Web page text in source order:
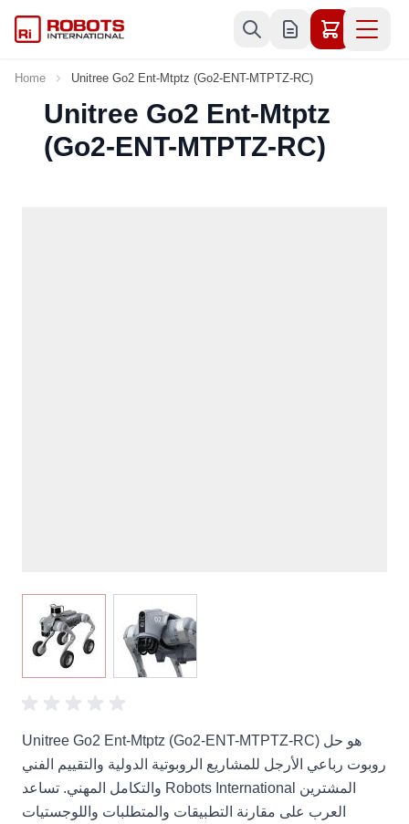
Home Unitree Go2 Ent-Mtptz (Go2-ENT-MTPTZ-RC)
Unitree Go2 Ent-Mtptz
(Go2-ENT-MTPTZ-RC)
View larger image
Unitree Go2 Ent-Mtptz (Go2-ENT-MTPTZ-RC) هو حل
روبوت رباعي الأرجل للمشاريع الروبوتية الدولية والتقييم الفني
والتكامل المهني. تساعد Robots International المشترين
العرب على مقارنة التطبيقات والمتطلبات واللوجستيات